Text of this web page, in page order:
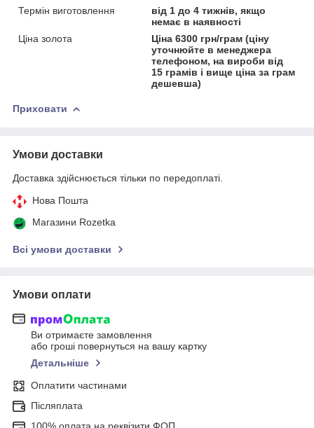
Термін виготовлення
від 1 до 4 тижнів, якщо
немає в наявності
Ціна золота
Ціна 6300 грн/грам (ціну
уточнюйте в менеджера
телефоном, на вироби від
15 грамів і вище ціна за грам
дешевша)
Приховати
Умови доставки
Доставка здійснюється тільки по передоплаті.
Нова Пошта
Магазини Rozetka
Всі умови доставки
Умови оплати
Ви отримаєте замовлення
або гроші повернуться на вашу картку
Детальніше
Оплатити частинами
Післяплата